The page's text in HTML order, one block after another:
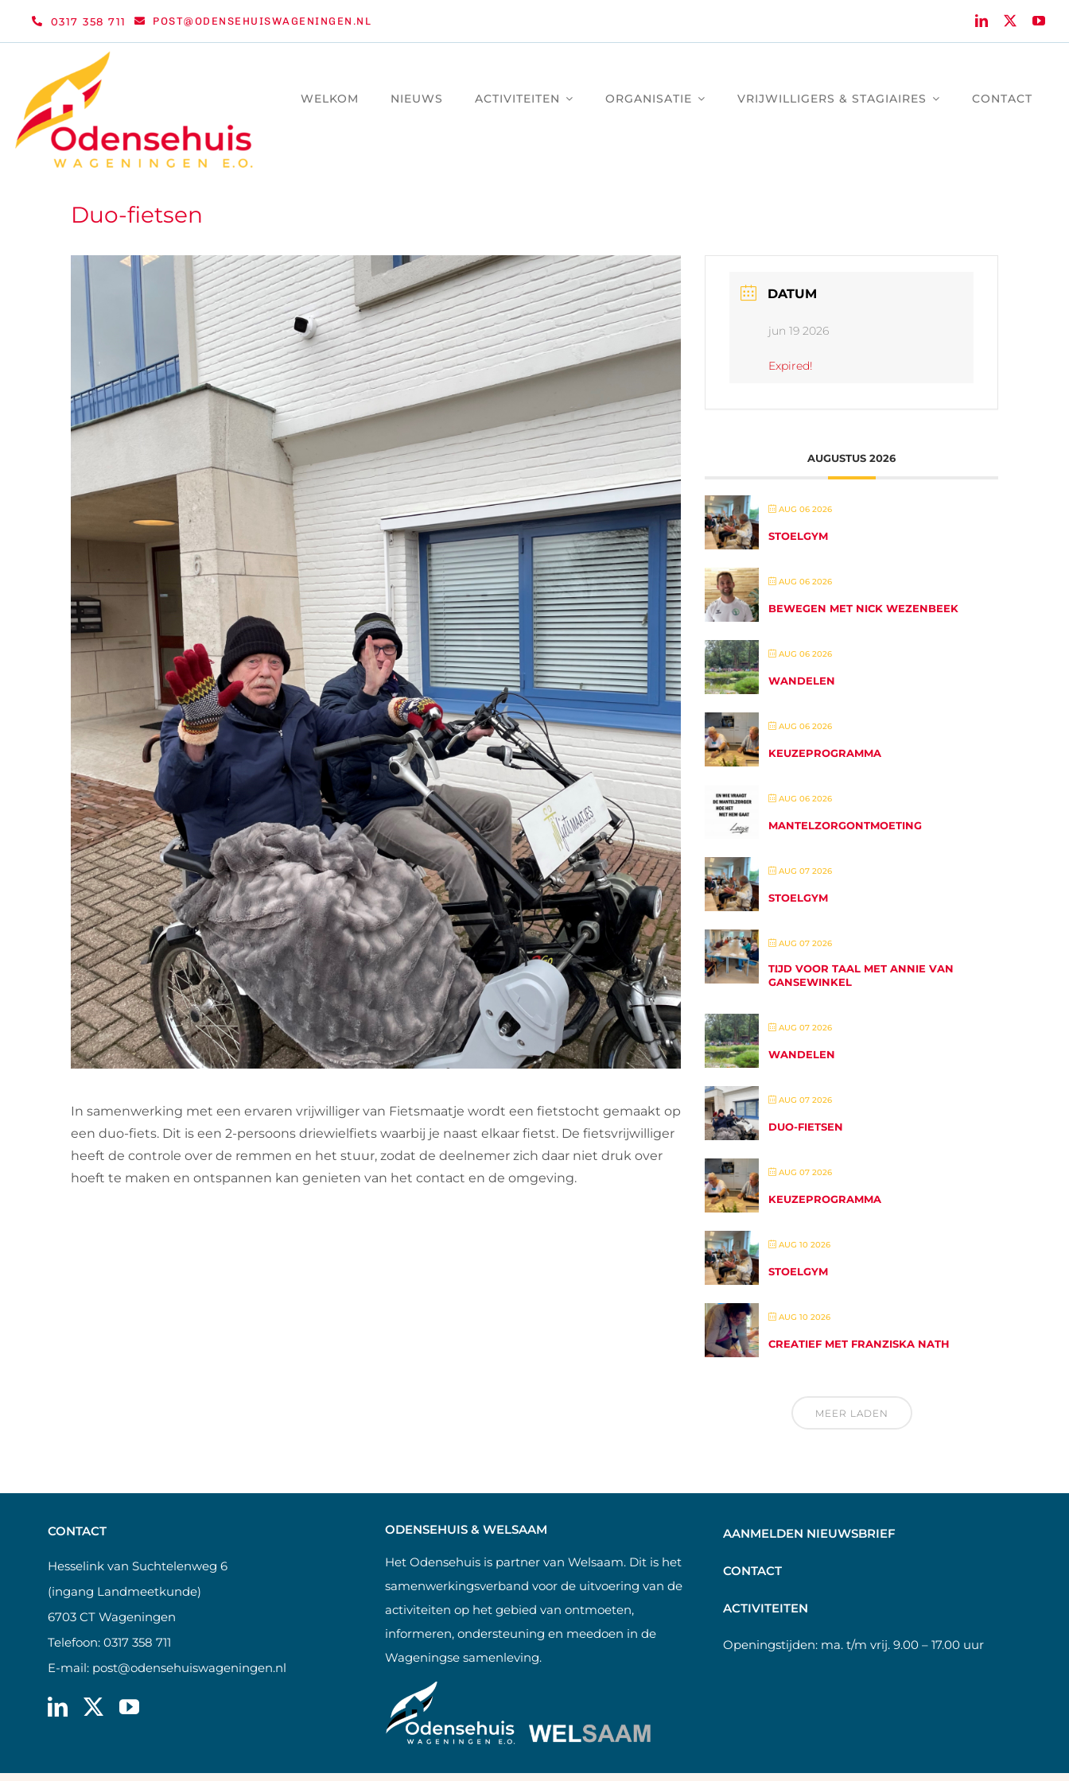
0317 358 711 POST@ODENSEHUISWAGENINGEN.NL
WELKOM NIEUWS ACTIVITEITEN ORGANISATIE VRIJWILLIGERS & STAGIAIRES CONTACT
Duo-fietsen
In samenwerking met een ervaren vrijwilliger van Fietsmaatje wordt een fietstocht gemaakt op
een duo-fiets. Dit is een 2-persoons driewielfiets waarbij je naast elkaar fietst. De fietsvrijwilliger
heeft de controle over de remmen en het stuur, zodat de deelnemer zich daar niet druk over
hoeft te maken en ontspannen kan genieten van het contact en de omgeving.
DATUM
jun 19 2026
Expired!
AUGUSTUS 2026
AUG 06 2026
STOELGYM
AUG 06 2026
BEWEGEN MET NICK WEZENBEEK
AUG 06 2026
WANDELEN
AUG 06 2026
KEUZEPROGRAMMA
AUG 06 2026
MANTELZORGONTMOETING
AUG 07 2026
STOELGYM
AUG 07 2026
TIJD VOOR TAAL MET ANNIE VAN
GANSEWINKEL
AUG 07 2026
WANDELEN
AUG 07 2026
DUO-FIETSEN
AUG 07 2026
KEUZEPROGRAMMA
AUG 10 2026
STOELGYM
AUG 10 2026
CREATIEF MET FRANZISKA NATH
MEER LADEN
CONTACT
Hesselink van Suchtelenweg 6
(ingang Landmeetkunde)
6703 CT Wageningen
Telefoon: 0317 358 711
E-mail: post@odensehuiswageningen.nl
ODENSEHUIS & WELSAAM
Het Odensehuis is partner van Welsaam. Dit is het
samenwerkingsverband voor de uitvoering van de
activiteiten op het gebied van ontmoeten,
informeren, ondersteuning en meedoen in de
Wageningse samenleving.
AANMELDEN NIEUWSBRIEF
CONTACT
ACTIVITEITEN
Openingstijden: ma. t/m vrij. 9.00 – 17.00 uur